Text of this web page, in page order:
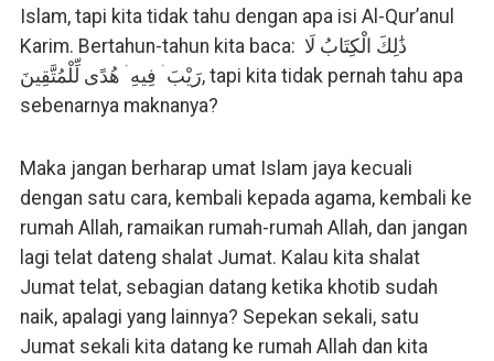
Islam, tapi kita tidak tahu dengan apa isi Al-Qur’anul
Karim. Bertahun-tahun kita baca: ذَٰلِكَ الْكِتَابُ لَا
رَيْبَ فِيهِ هُدًى لِّلْمُتَّقِينَ, tapi kita tidak pernah tahu apa
sebenarnya maknanya?
Maka jangan berharap umat Islam jaya kecuali
dengan satu cara, kembali kepada agama, kembali ke
rumah Allah, ramaikan rumah-rumah Allah, dan jangan
lagi telat dateng shalat Jumat. Kalau kita shalat
Jumat telat, sebagian datang ketika khotib sudah
naik, apalagi yang lainnya? Sepekan sekali, satu
Jumat sekali kita datang ke rumah Allah dan kita